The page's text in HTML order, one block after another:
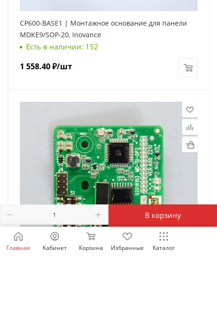
В корзину
CP600-BASE1 | Монтажное основание для панели
MDKE9/SOP-20, Inovance
Есть в наличии: 152
1 558.40₽/шт
Главная Кабинет Корзина Избранные Каталог